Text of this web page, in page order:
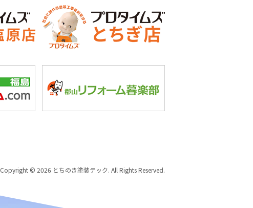
Copyright © 2026 とちのき塗装テック. All Rights Reserved.